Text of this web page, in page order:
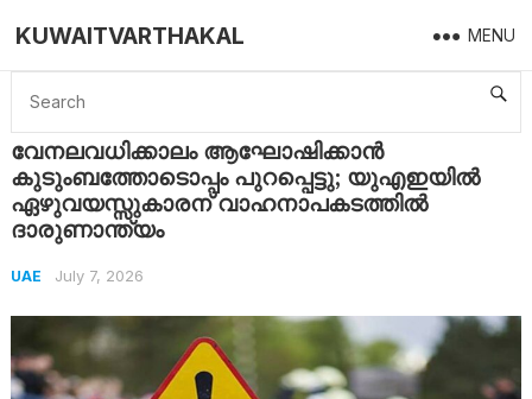
KUWAITVARTHAKAL MENU
Home UAE വേനലവധിക്കാലം ആഘോഷിക്കാൻ കുടുംബത്തോടൊപ്പം പുറപ്പെട്ടു; യുഎഇയിൽ ഏഴുവയസ്സുകാരന് വാഹനാപകടത്തിൽ ദാരുണാന്ത്യം
വേനലവധിക്കാലം ആഘോഷിക്കാൻ
കുടുംബത്തോടൊപ്പം പുറപ്പെട്ടു; യുഎഇയിൽ
ഏഴുവയസ്സുകാരന് വാഹനാപകടത്തിൽ
ദാരുണാന്ത്യം
UAE July 7, 2026